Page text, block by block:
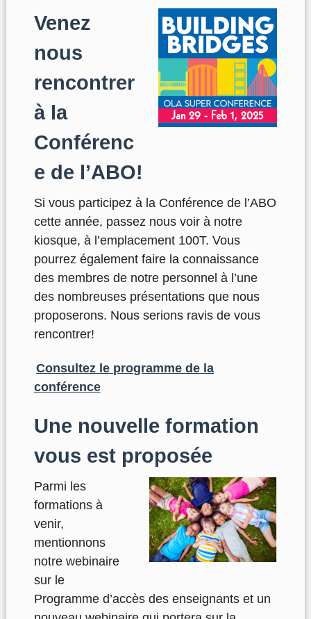
Venez
nous
rencontrer
à la
Conférenc
e de l’ABO!
Si vous participez à la Conférence de l’ABO
cette année, passez nous voir à notre
kiosque, à l’emplacement 100T. Vous
pourrez également faire la connaissance
des membres de notre personnel à l’une
des nombreuses présentations que nous
proposerons. Nous serions ravis de vous
rencontrer!
Consultez le programme de la
conférence
Une nouvelle formation
vous est proposée
Parmi les
formations à
venir,
mentionnons
notre webinaire
sur le
Programme d’accès des enseignants et un